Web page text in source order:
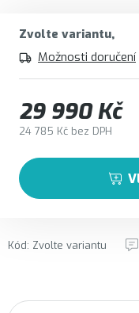
Zvolte variantu
Možnosti doručení
29 990 Kč
24 785 Kč bez DPH
Kód: Zvolte variantu